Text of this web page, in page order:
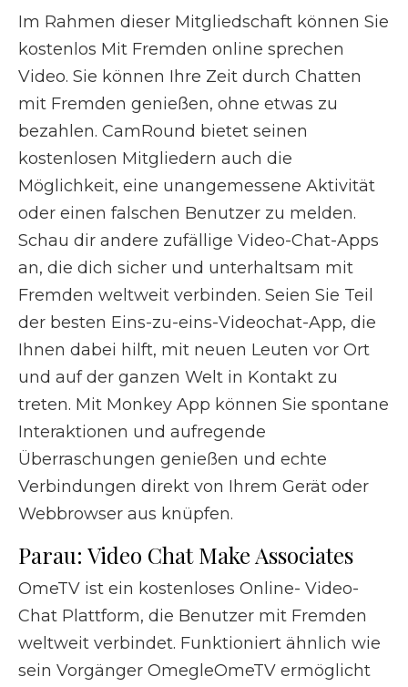
Im Rahmen dieser Mitgliedschaft können Sie
kostenlos Mit Fremden online sprechen
Video. Sie können Ihre Zeit durch Chatten
mit Fremden genießen, ohne etwas zu
bezahlen. CamRound bietet seinen
kostenlosen Mitgliedern auch die
Möglichkeit, eine unangemessene Aktivität
oder einen falschen Benutzer zu melden.
Schau dir andere zufällige Video-Chat-Apps
an, die dich sicher und unterhaltsam mit
Fremden weltweit verbinden. Seien Sie Teil
der besten Eins-zu-eins-Videochat-App, die
Ihnen dabei hilft, mit neuen Leuten vor Ort
und auf der ganzen Welt in Kontakt zu
treten. Mit Monkey App können Sie spontane
Interaktionen und aufregende
Überraschungen genießen und echte
Verbindungen direkt von Ihrem Gerät oder
Webbrowser aus knüpfen.
Parau: Video Chat Make Associates
OmeTV ist ein kostenloses Online- Video-
Chat Plattform, die Benutzer mit Fremden
weltweit verbindet. Funktioniert ähnlich wie
sein Vorgänger OmegleOmeTV ermöglicht